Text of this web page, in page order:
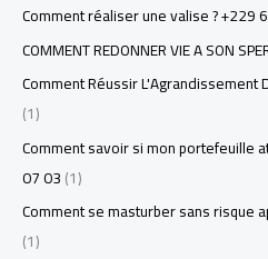
Comment réaliser une valise ? +229
COMMENT REDONNER VIE A SON
Comment Réussir
(1)
Comment savoir si mon portefeuille
07 03(1)
Comment se masturber sans risque
(1)